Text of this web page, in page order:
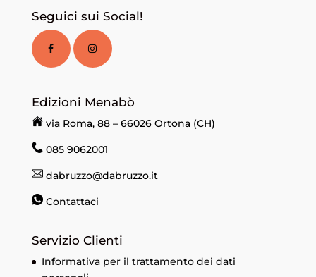
Seguici sui Social!
Edizioni Menabò
via Roma, 88 – 66026 Ortona (CH)
085 9062001
dabruzzo@dabruzzo.it
Contattaci
Servizio Clienti
Informativa per il trattamento dei dati